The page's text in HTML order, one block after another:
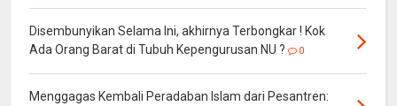
Disembunyikan Selama Ini, akhirnya Terbongkar ! Kok
Ada Orang Barat di Tubuh Kepengurusan NU ?
0
Menggagas Kembali Peradaban Islam dari Pesantren: